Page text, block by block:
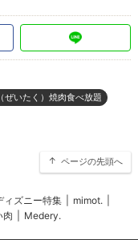
ぜいたく）焼肉食べ放題
ページの先頭へ
ィズニー特集 mimot.
肉 Medery.